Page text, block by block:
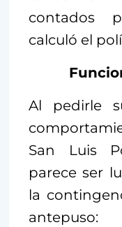
contados
calculó el
Al pedirle
San Luis
parece ser
la
antepuso: